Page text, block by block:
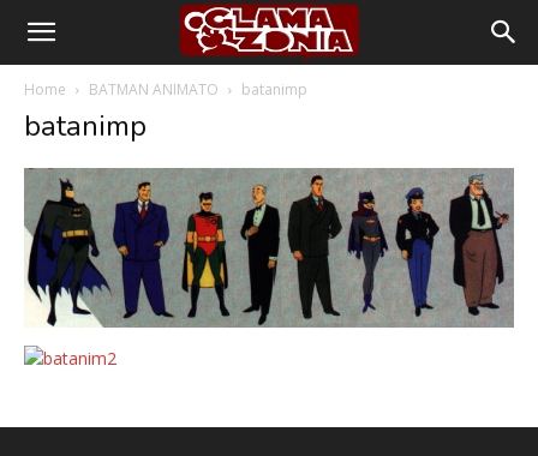
Home BATMAN ANIMATO batanimp
batanimp